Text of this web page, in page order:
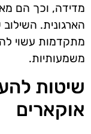
מדידה, וכך הם
הארגונית.
מתקדמות עשוי
משמעותיות.
שיטות
אוקארים